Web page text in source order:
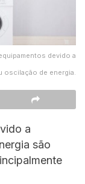
devido a
oscilação de energia.
a
são